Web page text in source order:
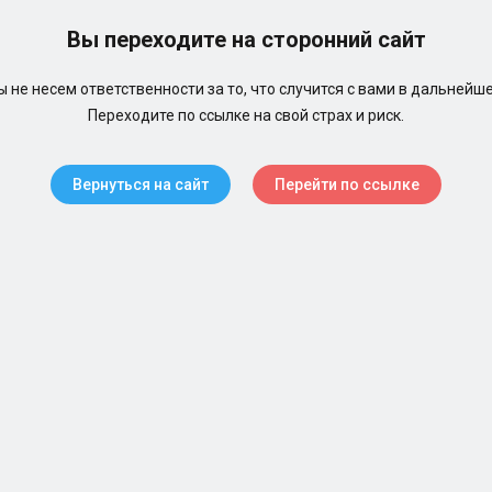
Вы переходите на сторонний сайт
не несем ответственности за то, что случится с вами в
Переходите по ссылке на свой страх и риск.
Вернуться на сайт Перейти по ссылке